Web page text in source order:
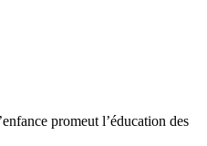
promeut l’éducation des